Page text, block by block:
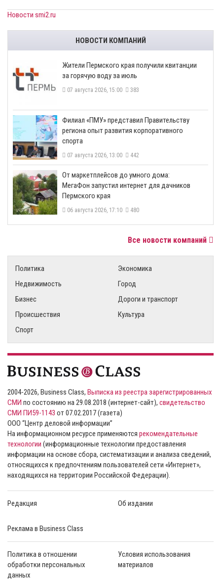
Новости smi2.ru
НОВОСТИ КОМПАНИЙ
​Жители Пермского края получили квитанции
за горячую воду за июль
07 августа 2026, 15:00 383
​Филиал «ПМУ» представил Правительству
региона опыт развития корпоративного
спорта
07 августа 2026, 13:00 442
От маркетплейсов до умного дома:
МегаФон запустил интернет для дачников
Пермского края
06 августа 2026, 17:10 480
Все новости компаний
Политика
Экономика
Недвижимость
Город
Бизнес
Дороги и транспорт
Происшествия
Культура
Спорт
2004-2026, Business Class, Выписка из реестра зарегистрированных
СМИ по состоянию на 29.08.2018 (интернет-сайт), свидетельство
СМИ ПИ59-1143 от 07.02.2017 (газета)
ООО “Центр деловой информации”
На информационном ресурсе применяются рекомендательные
технологии (информационные технологии предоставления
информации на основе сбора, систематизации и анализа сведений,
относящихся к предпочтениям пользователей сети «Интернет»,
находящихся на территории Российской Федерации).
Редакция Об издании
Реклама в Business Class
Политика в отношении
обработки персональных
данных
Условия использования
материалов